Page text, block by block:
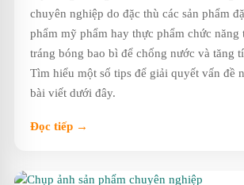
chuyên nghiệp do đặc thù các sản phẩm
phẩm mỹ phẩm hay thực phẩm chức năng
tráng bóng bao bì để chống nước và tăng
Tìm hiểu một số tips để giải quyết vấn đề
bài viết dưới đây.
Đọc tiếp →